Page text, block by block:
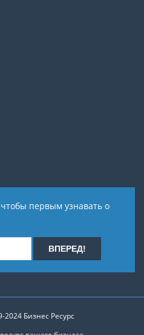
первым узнавать о
2024 Бизнес Ресурс